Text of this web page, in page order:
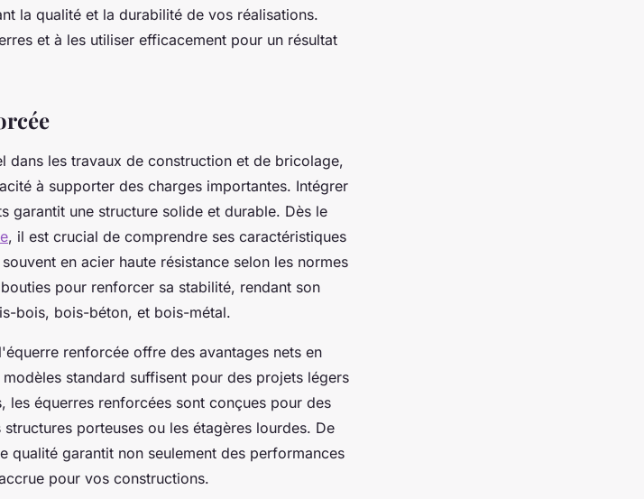
la qualité et la durabilité de vos réalisations.
et à les utiliser efficacement pour un résultat
dans les travaux de construction et de bricolage,
à supporter des charges importantes. Intégrer
garantit une structure solide et durable. Dès le
, il est crucial de comprendre ses caractéristiques
en acier haute résistance selon les normes
pour renforcer sa stabilité, rendant son
bois, bois-béton, et bois-métal.
renforcée offre des avantages nets en
standard suffisent pour des projets légers
les équerres renforcées sont conçues pour des
porteuses ou les étagères lourdes. De
qualité garantit non seulement des performances
pour vos constructions.